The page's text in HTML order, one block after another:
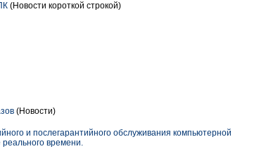
(Новости короткой строкой)
(Новости)
и послегарантийного обслуживания компьютерной
времени.